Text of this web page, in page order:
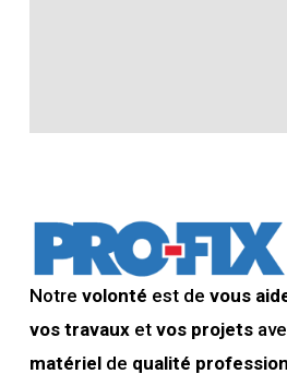
Notre volonté est de vous
vos travauxet vos projets
matérielde qualité